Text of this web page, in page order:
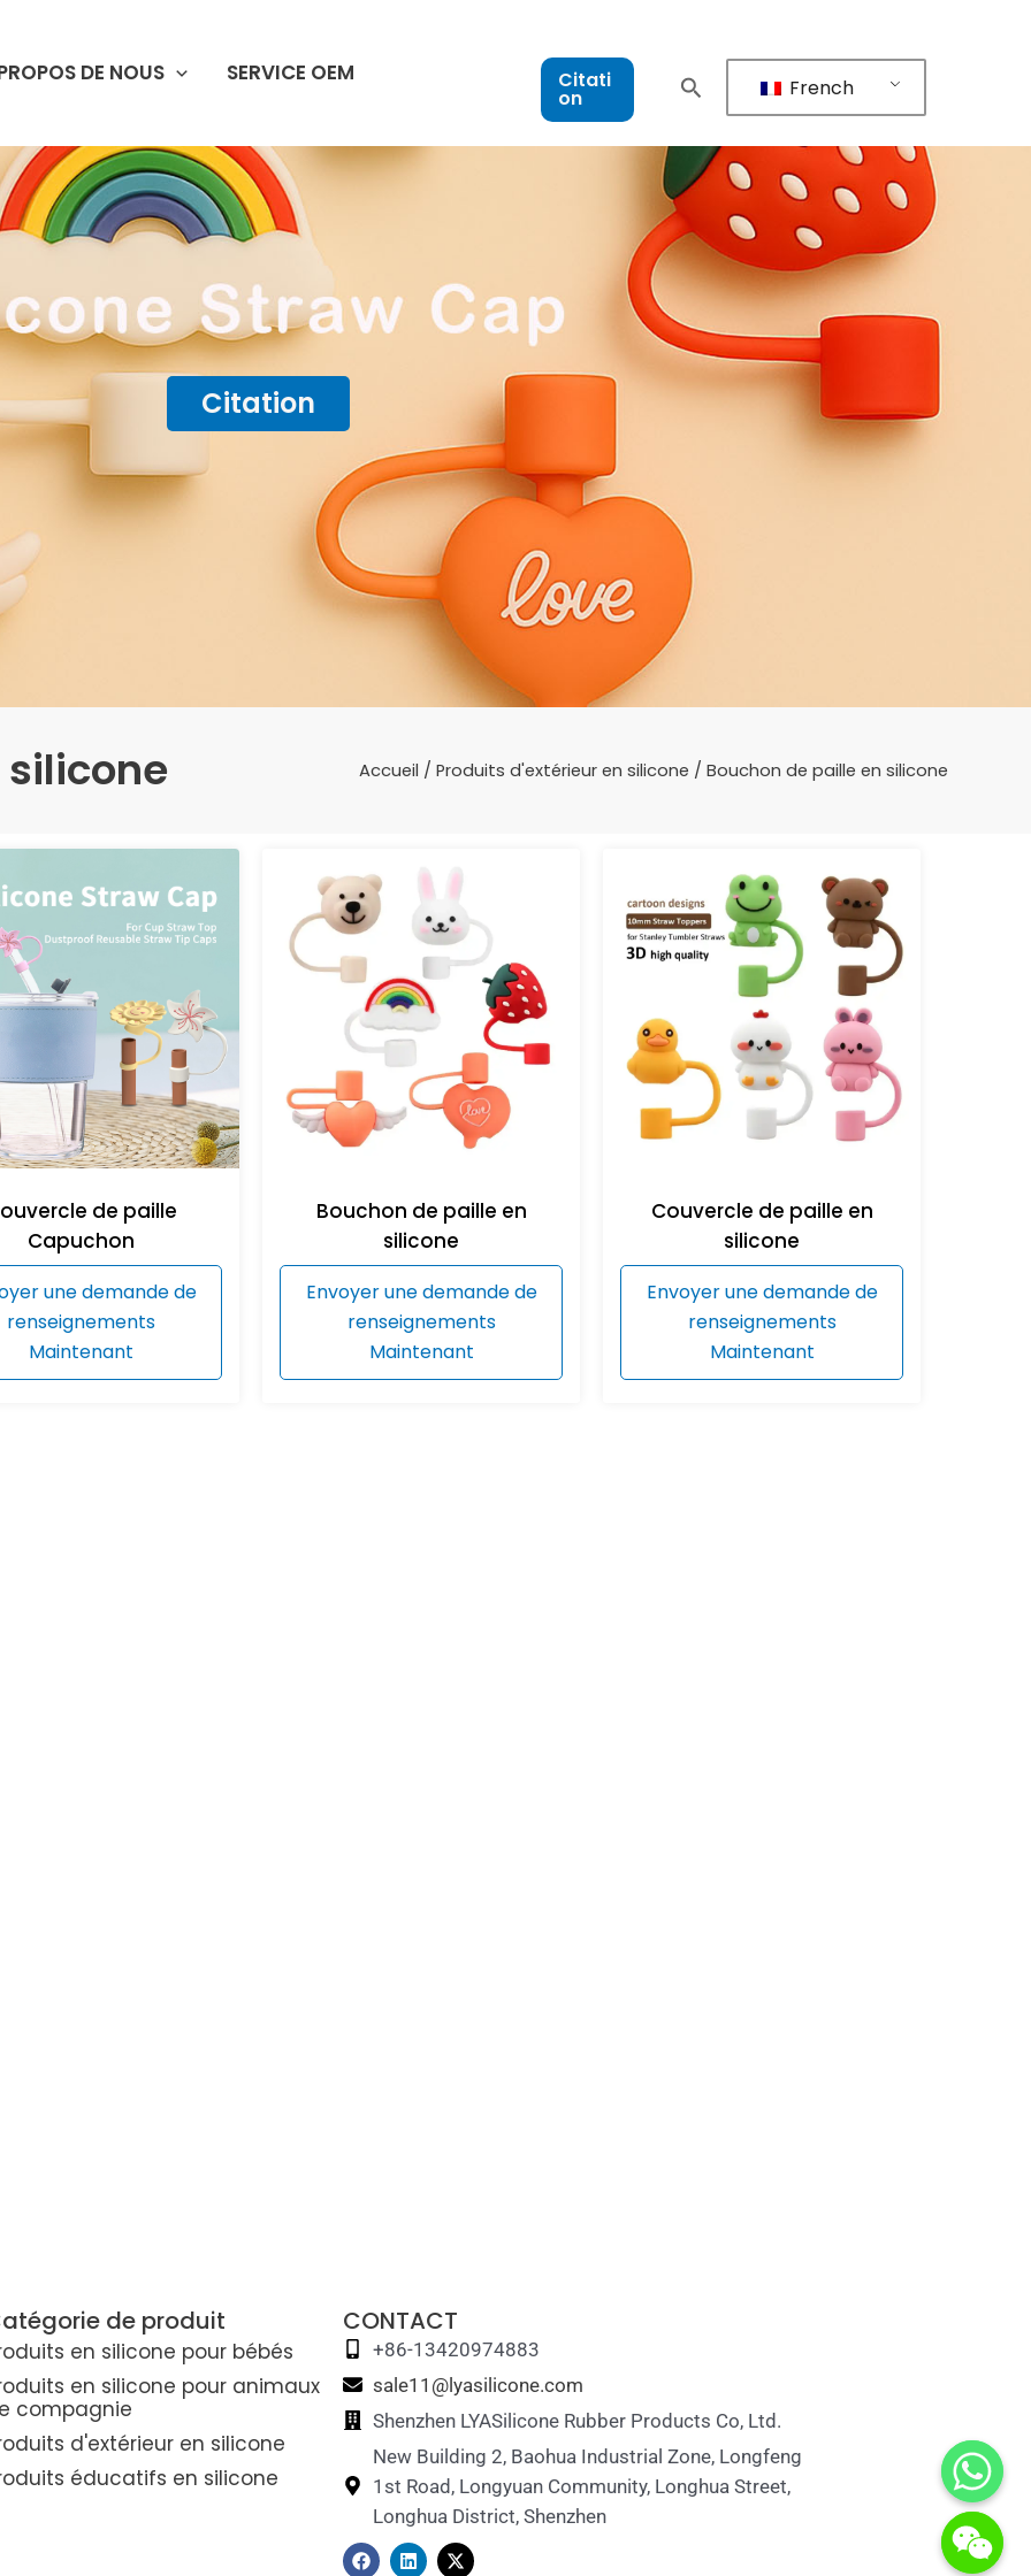
DE NOUS
SERVICE OEM
Citati
on French
Citation
Accueil / Produits d'extérieur en silicone / Bouchon de paille en silicone
de paille
Capuchon
une demande de
renseignements
Maintenant
Bouchon de paille en
silicone
Envoyer une demande de
renseignements
Maintenant
Couvercle de paille en
silicone
Envoyer une demande de
renseignements
Maintenant
de produit
en silicone pour bébés
en silicone pour animaux
compagnie
d'extérieur en silicone
éducatifs en silicone
CONTACT
+86-13420974883
sale11@lyasilicone.com
Shenzhen LYASilicone Rubber Products Co, Ltd.
New Building 2, Baohua Industrial Zone, Longfeng
1st Road, Longyuan Community, Longhua Street,
Longhua District, Shenzhen
F
a
L
i
X
-